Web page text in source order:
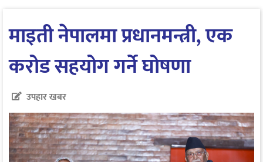
माइती नेपालमा प्रधानमन्त्री, एक
करोड सहयोग गर्ने घोषणा
उपहार खबर